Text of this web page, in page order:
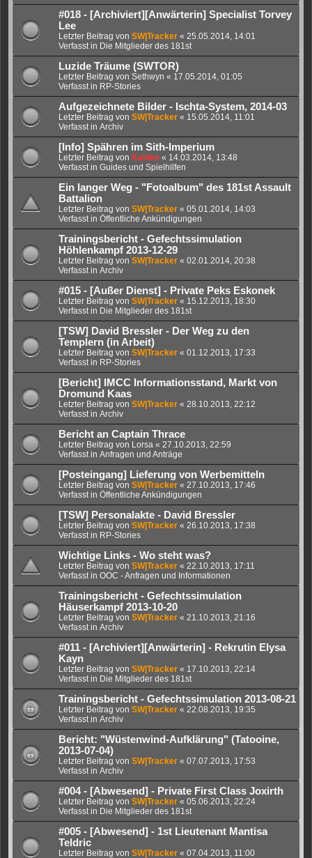
#018 - [Archiviert][Anwärterin] Specialist Torvey
Lee
Letzter Beitrag von SW|Tracker « 25.05.2014, 14:01
Verfasst in Die Mitglieder des 181st
Luzide Träume (SWTOR)
Letzter Beitrag von Sethwyn « 17.05.2014, 01:05
Verfasst in RP-Stories
Aufgezeichnete Bilder - Ischta-System, 2014-03
Letzter Beitrag von SW|Tracker « 15.05.2014, 11:01
Verfasst in Archiv
[Info] Spähren im Sith-Imperium
Letzter Beitrag von Kahlee « 14.03.2014, 13:48
Verfasst in Guides und Spielhilfen
Ein langer Weg - "Fotoalbum" des 181st Assault
Battalion
Letzter Beitrag von SW|Tracker « 05.01.2014, 14:03
Verfasst in Öffentliche Ankündigungen
Trainingsbericht - Gefechtssimulation
Höhlenkampf 2013-12-29
Letzter Beitrag von SW|Tracker « 02.01.2014, 20:38
Verfasst in Archiv
#015 - [Außer Dienst] - Private Peks Eskonek
Letzter Beitrag von SW|Tracker « 15.12.2013, 18:30
Verfasst in Die Mitglieder des 181st
[TSW] David Bressler - Der Weg zu den
Templern (in Arbeit)
Letzter Beitrag von SW|Tracker « 01.12.2013, 17:33
Verfasst in RP-Stories
[Bericht] IMCC Informationsstand, Markt von
Dromund Kaas
Letzter Beitrag von SW|Tracker « 28.10.2013, 22:12
Verfasst in Archiv
Bericht an Captain Thrace
Letzter Beitrag von Lorsa « 27.10.2013, 22:59
Verfasst in Anfragen und Anträge
[Posteingang] Lieferung von Werbemitteln
Letzter Beitrag von SW|Tracker « 27.10.2013, 17:46
Verfasst in Öffentliche Ankündigungen
[TSW] Personalakte - David Bressler
Letzter Beitrag von SW|Tracker « 26.10.2013, 17:38
Verfasst in RP-Stories
Wichtige Links - Wo steht was?
Letzter Beitrag von SW|Tracker « 22.10.2013, 17:11
Verfasst in OOC - Anfragen und Informationen
Trainingsbericht - Gefechtssimulation
Häuserkampf 2013-10-20
Letzter Beitrag von SW|Tracker « 21.10.2013, 21:16
Verfasst in Archiv
#011 - [Archiviert][Anwärterin] - Rekrutin Elysa
Kayn
Letzter Beitrag von SW|Tracker « 17.10.2013, 22:14
Verfasst in Die Mitglieder des 181st
Trainingsbericht - Gefechtssimulation 2013-08-21
Letzter Beitrag von SW|Tracker « 22.08.2013, 19:35
Verfasst in Archiv
Bericht: "Wüstenwind-Aufklärung" (Tatooine,
2013-07-04)
Letzter Beitrag von SW|Tracker « 07.07.2013, 17:53
Verfasst in Archiv
#004 - [Abwesend] - Private First Class Joxirth
Letzter Beitrag von SW|Tracker « 05.06.2013, 22:24
Verfasst in Die Mitglieder des 181st
#005 - [Abwesend] - 1st Lieutenant Mantisa
Teldric
Letzter Beitrag von SW|Tracker « 07.04.2013, 11:00